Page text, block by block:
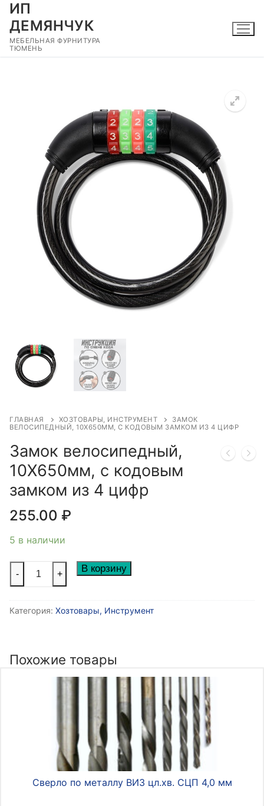
Перейти
содержимому
ИП
ДЕМЯНЧУК
МЕБЕЛЬНАЯ ФУРНИТУРА
ТЮМЕНЬ
ГЛАВНАЯ ХОЗТОВАРЫ, ИНСТРУМЕНТ
ЗАМОК
ВЕЛОСИПЕДНЫЙ, 10Х650ММ, С КОДОВЫМ ЗАМКОМ ИЗ 4 ЦИФР
Замок велосипедный,
10Х650мм, с кодовым
замком из 4 цифр
255.00 ₽
5 в наличии
Количество
велосипедный,
кодовым
- + В корзину
Категория: Хозтовары, Инструмент
Похожие товары
Сверло по металлу ВИЗ цл.хв. СЦП 4,0 мм